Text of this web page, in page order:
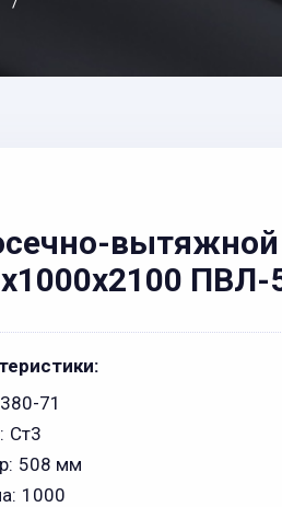
вытяжной
ПВЛ-
380-71
Ст3
508 мм
1000